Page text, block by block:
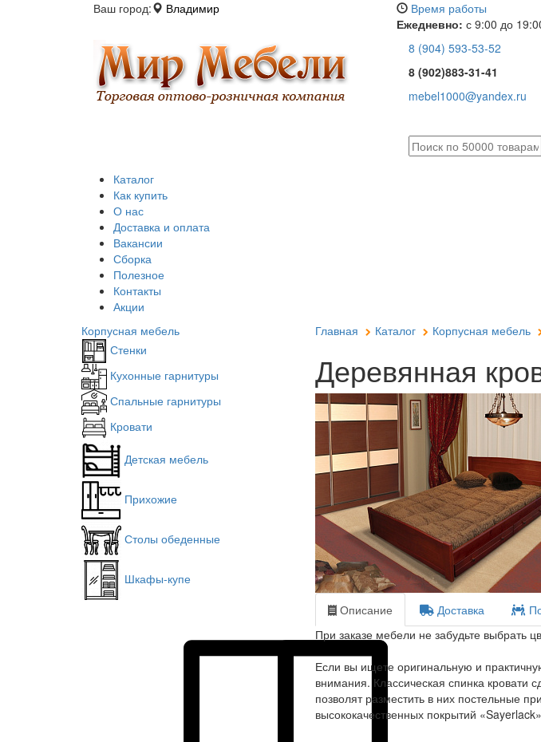
Ваш город: Владимир
Время работы
Ежедневно: с 9:00 до
8 (904) 593-53-52
8 (902)883-31-41
mebel1000@yandex.ru
Каталог
Как купить
О нас
Доставка и оплата
Вакансии
Сборка
Полезное
Контакты
Акции
Корпусная мебель
Стенки
Кухонные гарнитуры
Спальные гарнитуры
Кровати
Детская мебель
Прихожие
Столы обеденные
Шкафы-купе
Главная Каталог Корпусная мебель
Деревянная
Описание Доставка
При заказе мебели не забудьте выбрать
Если вы ищете оригинальную и
внимания. Классическая спинка
позволят разместить в них постельные
высококачественных покрытий